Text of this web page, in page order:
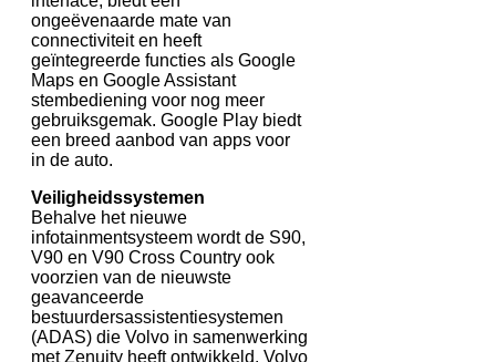
ongeëvenaarde mate van
connectiviteit en heeft
geïntegreerde functies als Google
Maps en Google Assistant
stembediening voor nog meer
gebruiksgemak. Google Play biedt
een breed aanbod van apps voor
in de auto.
Veiligheidssystemen
Behalve het nieuwe
infotainmentsysteem wordt de S90,
V90 en V90 Cross Country ook
voorzien van de nieuwste
geavanceerde
bestuurdersassistentiesystemen
(ADAS) die Volvo in samenwerking
met Zenuity heeft ontwikkeld. Volvo